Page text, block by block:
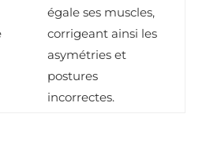
égale ses muscles,
corrigeant ainsi les
asymétries et
postures
incorrectes.